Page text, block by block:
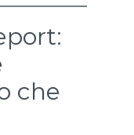
che